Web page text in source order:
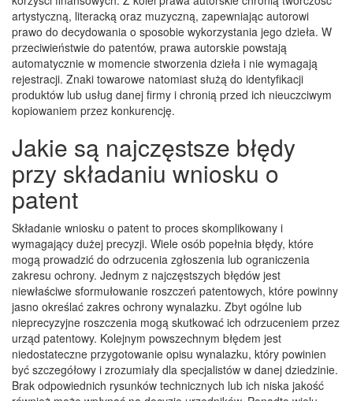
artystyczną, literacką oraz muzyczną, zapewniając autorowi
prawo do decydowania o sposobie wykorzystania jego dzieła. W
przeciwieństwie do patentów, prawa autorskie powstają
automatycznie w momencie stworzenia dzieła i nie wymagają
rejestracji. Znaki towarowe natomiast służą do identyfikacji
produktów lub usług danej firmy i chronią przed ich nieuczciwym
kopiowaniem przez konkurencję.
Jakie są najczęstsze błędy
przy składaniu wniosku o
patent
Składanie wniosku o patent to proces skomplikowany i
wymagający dużej precyzji. Wiele osób popełnia błędy, które
mogą prowadzić do odrzucenia zgłoszenia lub ograniczenia
zakresu ochrony. Jednym z najczęstszych błędów jest
niewłaściwe sformułowanie roszczeń patentowych, które powinny
jasno określać zakres ochrony wynalazku. Zbyt ogólne lub
nieprecyzyjne roszczenia mogą skutkować ich odrzuceniem przez
urząd patentowy. Kolejnym powszechnym błędem jest
niedostateczne przygotowanie opisu wynalazku, który powinien
być szczegółowy i zrozumiały dla specjalistów w danej dziedzinie.
Brak odpowiednich rysunków technicznych lub ich niska jakość